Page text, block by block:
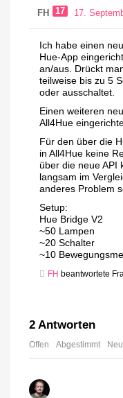
FH 17 17.
Ich habe einen
Hue-App
an/aus. Drückt
teilweise bis zu 5
oder ausschaltet.
Einen weiteren
All4Hue
Für den über die
in All4Hue keine
über die neue API
langsam im
anderes Problem
Setup:
Hue Bridge V2
~50 Lampen
~20 Schalter
~10
FH beantwortete
2 Antworten
Offen Abgestimmt